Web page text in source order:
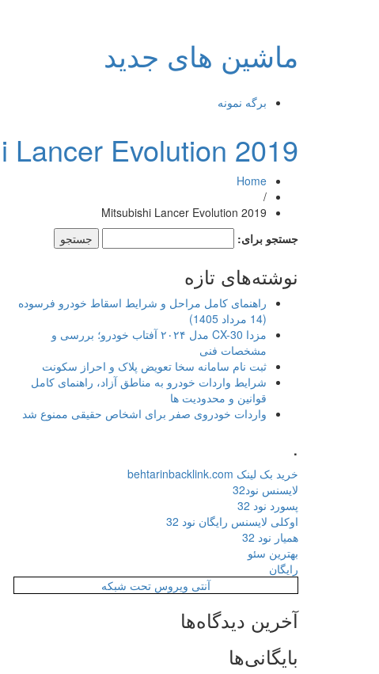
ماشین های جدید
برگه نمونه
Lancer Evolution 2019
Home
/
Mitsubishi Lancer Evolution 2019
جستجو برای:
نوشته‌های تازه
راهنمای کامل مراحل و شرایط اسقاط خودرو فرسوده
(14 مرداد 1405)
مزدا CX-30 مدل ۲۰۲۴ آفتاب خودرو؛ بررسی و
مشخصات فنی
ثبت نام سامانه سخا تعویض پلاک و احراز سکونت
شرایط واردات خودرو به مناطق آزاد، راهنمای کامل
قوانین و محدودیت ها
واردات خودروی صفر برای اشخاص حقیقی ممنوع شد
.
خرید بک لینک behtarinbacklink.com
لایسنس نود32
پسورد نود 32
اوکلی لایسنس رایگان نود 32
همیار نود 32
بهترین سئو
رایگان
آنتی ویروس تحت شبکه
آخرین دیدگاه‌ها
بایگانی‌ها